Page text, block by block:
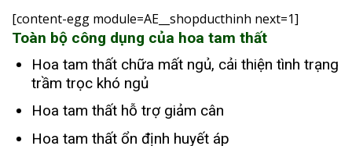
[content-egg module=AE__shopducthinh next=1]
Toàn bộ công dụng của hoa tam thất
Hoa tam thất chữa mất ngủ, cải thiện tình trạng
trầm trọc khó ngủ
Hoa tam thất hỗ trợ giảm cân
Hoa tam thất ổn định huyết áp